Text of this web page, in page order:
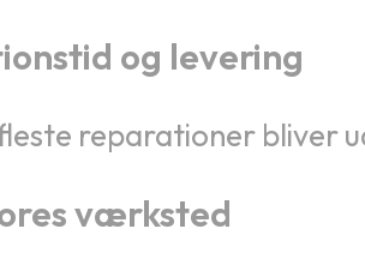
og levering
reparationer bliver
værksted